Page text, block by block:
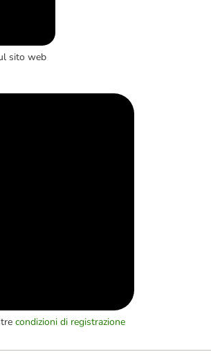
sito web
condizioni di registrazione